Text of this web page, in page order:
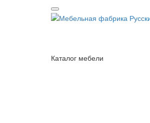
Каталог мебели